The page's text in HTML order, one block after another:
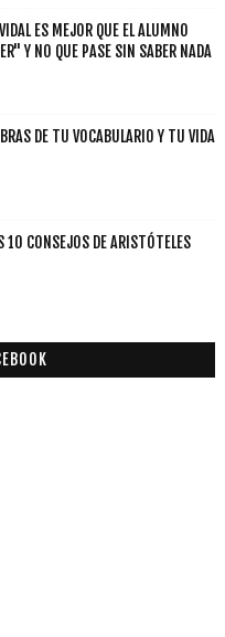
ES MEJOR QUE EL ALUMNO
Y NO QUE PASE SIN SABER NADA
DE TU VOCABULARIO Y TU VIDA
10 CONSEJOS DE ARISTÓTELES